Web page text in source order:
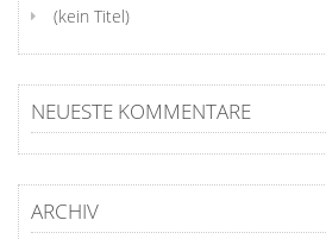
(kein Titel)
NEUESTE KOMMENTARE
ARCHIV